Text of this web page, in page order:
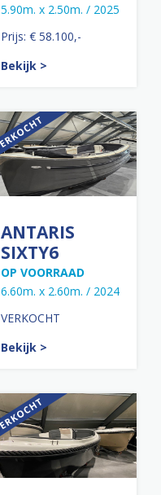
5.90m. x 2.50m. / 2025
Prijs: € 58.100,-
Bekijk >
ANTARIS
SIXTY6
OP VOORRAAD
6.60m. x 2.60m. / 2024
VERKOCHT
Bekijk >